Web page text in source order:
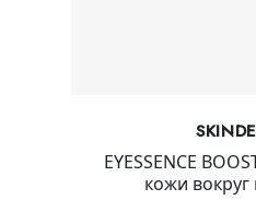
EYESSENCE
кожи вокруг